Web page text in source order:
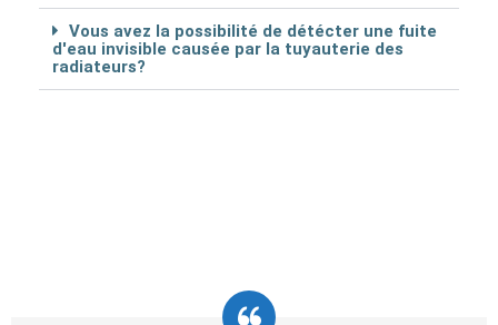
Vous avez la possibilité de détécter une fuite
d'eau invisible causée par la tuyauterie des
radiateurs?